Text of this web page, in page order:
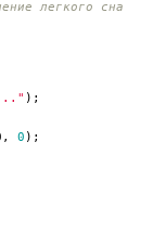
);
, 0 );